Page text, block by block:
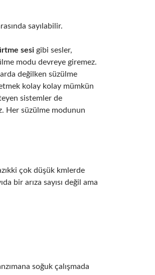
sayılabilir.
sesi gibi sesler,
modu devreye giremez.
değilken süzülme
kolay kolay mümkün
sistemler de
Her süzülme modunun
çok düşük kmlerde
bir arıza sayısı değil ama
soğuk çalışmada